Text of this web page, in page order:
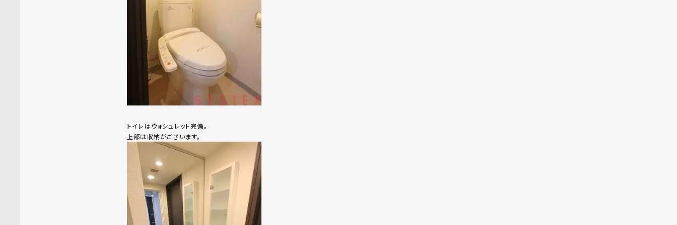
トイレはウォシュレット完備。
上部は収納がございます。